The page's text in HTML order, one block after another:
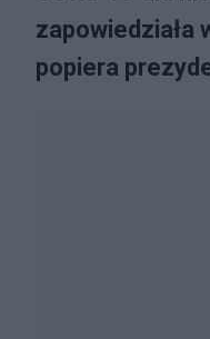
zapowiedziała
popiera